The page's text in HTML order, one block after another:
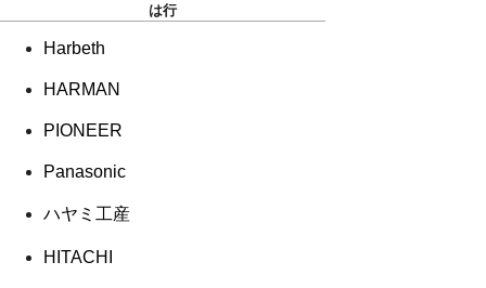
は行
Harbeth
HARMAN
PIONEER
Panasonic
ハヤミ工産
HITACHI